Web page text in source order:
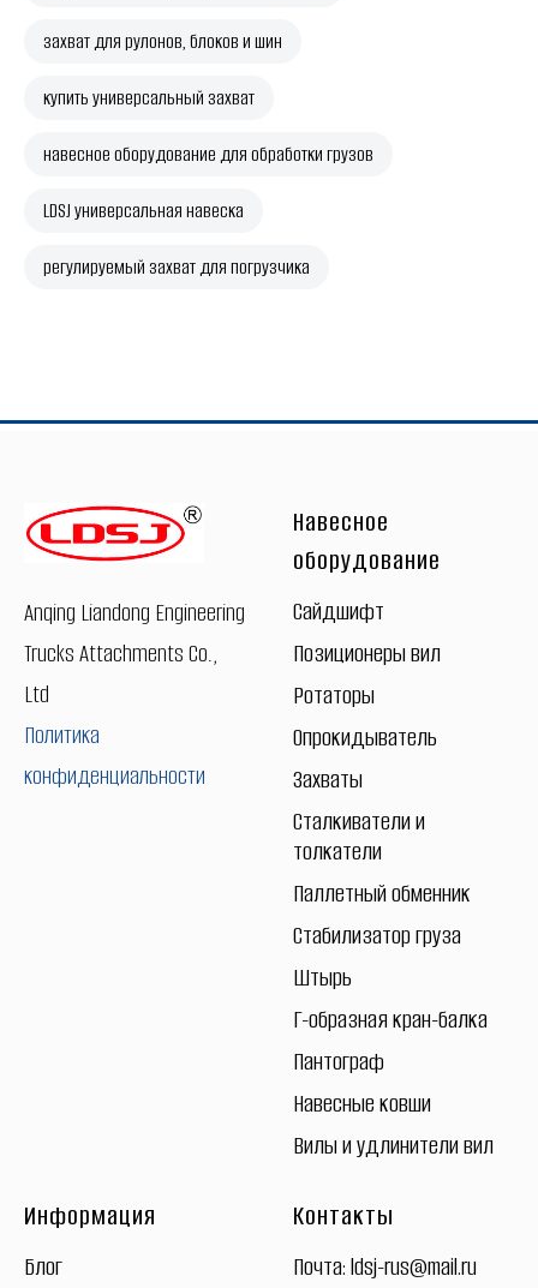
захват для рулонов, блоков и шин
купить универсальный захват
навесное оборудование для обработки грузов
LDSJ универсальная навеска
регулируемый захват для погрузчика
Anqing Liandong Engineering
Trucks Attachments Co.,
Ltd
Политика
конфиденциальности
Навесное
оборудование
Сайдшифт
Позиционеры вил
Ротаторы
Опрокидыватель
Захваты
Сталкиватели и
толкатели
Паллетный обменник
Стабилизатор груза
Штырь
Г-образная кран-балка
Пантограф
Навесные ковши
Вилы и удлинители вил
Информация
Блог
Контакты
Почта:ldsj-rus@mail.ru